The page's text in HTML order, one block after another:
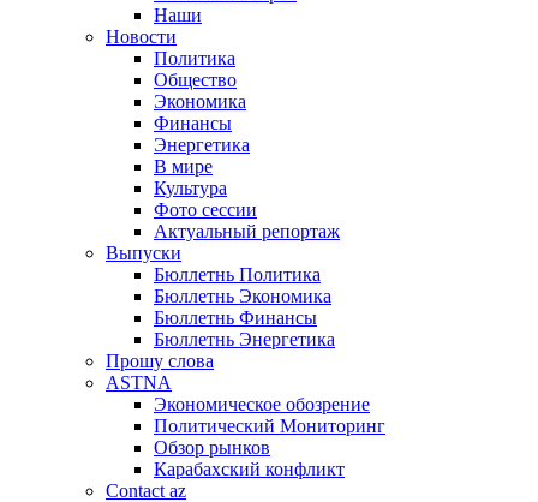
Наши
Новости
Политика
Общество
Экономика
Финансы
Энергетика
В мире
Культура
Фото сессии
Актуальный репортаж
Выпуски
Бюллетнь Политика
Бюллетнь Экономика
Бюллетнь Финансы
Бюллетнь Энергетика
Прошу слова
ASTNA
Экономическое обозрение
Политический Мониторинг
Обзор рынков
Карабахский конфликт
Contact az